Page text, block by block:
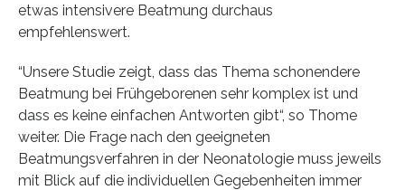
etwas intensivere Beatmung durchaus
empfehlenswert.
“Unsere Studie zeigt, dass das Thema schonendere
Beatmung bei Frühgeborenen sehr komplex ist und
dass es keine einfachen Antworten gibt“, so Thome
weiter. Die Frage nach den geeigneten
Beatmungsverfahren in der Neonatologie muss jeweils
mit Blick auf die individuellen Gegebenheiten immer